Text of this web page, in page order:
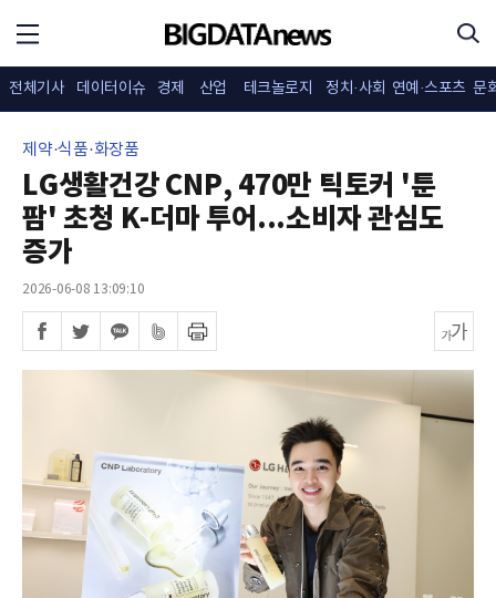
전체기사 데이터이슈 경제 산업 테크놀로지 정치·사회 연예·스포츠 문
제약·식품·화장품
LG생활건강 CNP, 470만 틱토커 '툰
팜' 초청 K-더마 투어...소비자 관심도
증가
2026-06-08 13:09:10